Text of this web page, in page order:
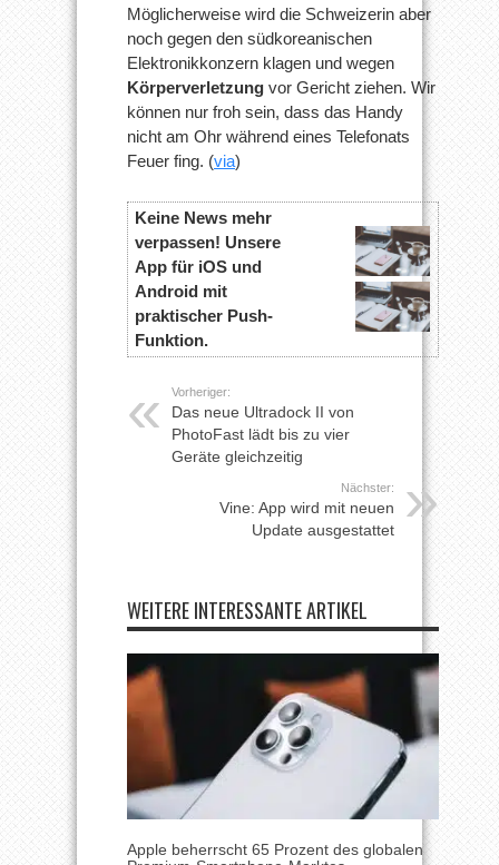
Möglicherweise wird die Schweizerin aber
noch gegen den südkoreanischen
Elektronikkonzern klagen und wegen
Körperverletzung vor Gericht ziehen. Wir
können nur froh sein, dass das Handy
nicht am Ohr während eines Telefonats
Feuer fing. (via)
Keine News mehr
verpassen! Unsere
App für iOS und
Android mit
praktischer Push-
Funktion.
Vorheriger:
Das neue Ultradock II von
PhotoFast lädt bis zu vier
Geräte gleichzeitig
Nächster:
Vine: App wird mit neuen
Update ausgestattet
WEITERE INTERESSANTE ARTIKEL
Apple beherrscht 65 Prozent des globalen